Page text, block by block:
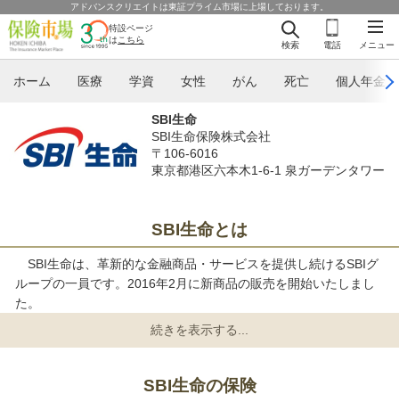
アドバンスクリエイトは東証プライム市場に上場しております。
メニュー
検索 電話
特設ページ
は こちら
ホーム 医療 学資 女性 がん 死亡 個人年金
SBI生命
SBI生命保険株式会社
〒106-6016
東京都港区六本木1-6-1 泉ガーデンタワー
SBI生命とは
SBI生命は、革新的な金融商品・サービスを提供し続けるSBIグ
ループの一員です。2016年2月に新商品の販売を開始いたしまし
た。
SBI生命の保険